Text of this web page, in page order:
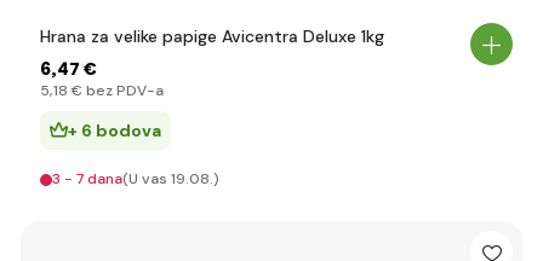
Hrana za velike papige Avicentra Deluxe 1kg
6,47 €
5,18 € bez PDV-a
+ 6 bodova
3 - 7 dana(U vas 19.08.)